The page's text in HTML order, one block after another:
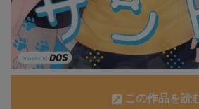
この作品を読